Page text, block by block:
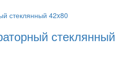
стеклянный